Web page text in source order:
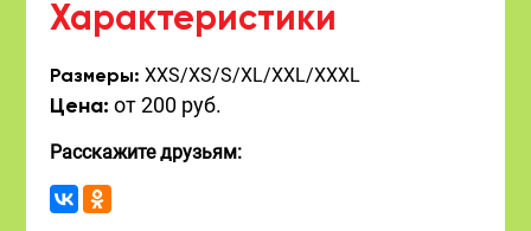
Характеристики
Размеры:XXS/XS/S/XL/XXL/XXXL
Цена: от 200 руб.
Расскажите друзьям: